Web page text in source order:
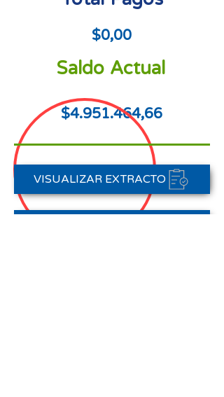
$0,00
Saldo Actual
$4.951.464,66
VISUALIZAR EXTRACTO